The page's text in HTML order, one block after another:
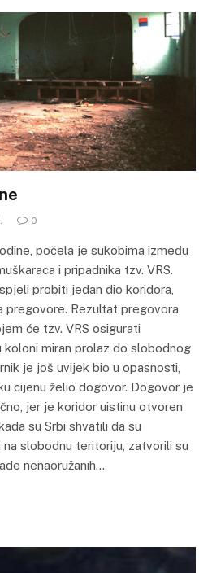
0
počela je sukobima između
i pripadnika tzv. VRS.
probiti jedan dio koridora,
pregovore. Rezultat pregovora
će tzv. VRS osigurati
koloni miran prolaz do slobodnog
je još uvijek bio u opasnosti,
cijenu želio dogovor. Dogovor je
jer je koridor uistinu otvoren
su Srbi shvatili da su
na slobodnu teritoriju, zatvorili su
nenaoružanih…